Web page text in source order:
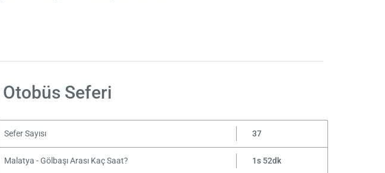
Seferi
Sefer Sayısı 37
Malatya - Gölbaşı Arası Kaç Saat? 1s 52dk